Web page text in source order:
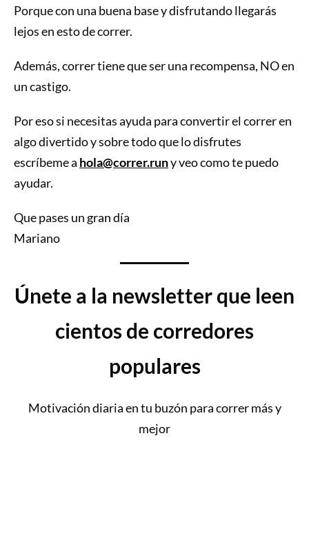
Porque con una buena base y disfrutando llegarás
lejos en esto de correr.
Además, correr tiene que ser una recompensa, NO en
un castigo.
Por eso si necesitas ayuda para convertir el correr en
algo divertido y sobre todo que lo disfrutes
escríbeme a hola@correr.runy veo como te puedo
ayudar.
Que pases un gran día
Mariano
Únete a la newsletter que leen
cientos de corredores
populares
Motivación diaria en tu buzón para correr más y
mejor